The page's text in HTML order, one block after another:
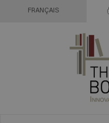
FRANÇAIS